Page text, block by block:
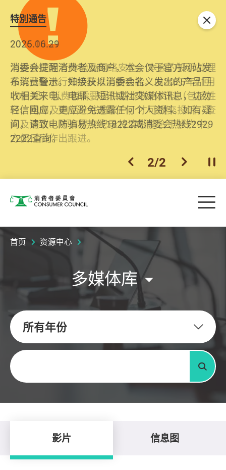
特別通告
2026.06.29
消委会提醒消费者及商户，本会仅于官方网站发
布消费警示。如接获以消委会名义发出的产品回
收相关来电、电邮、短讯或社交媒体讯息，切勿
轻信回应，更应避免透露任何个人资料。如有疑
问，请致电防骗易热线18222或消委会热线2929
2222查询。
2025.10.31
为提升使用者体验及网络安全，本会的投诉处理
系统已经进行升级及推出新功能。由2025年11月
10日起，消费者需要提供基本联络资料（包括姓
名、电邮及电话）注册帐户，才可提交投诉、查
询及建议。所有提交纪录将清晰整合于帐户中，
方便日后作出跟进。
上一个
2/2 下一个开
关闭
消费者委员会 目
首页 资源中心
多媒体库
所有年份
关键字
搜寻
影片 信息图